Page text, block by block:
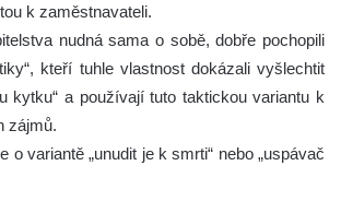
k zaměstnavateli.
nudná sama o sobě, dobře pochopili
kteří tuhle vlastnost dokázali vyšlechtit
kytku“ a používají tuto taktickou variantu k
zájmů.
o variantě „unudit je k smrti“ nebo „uspávač